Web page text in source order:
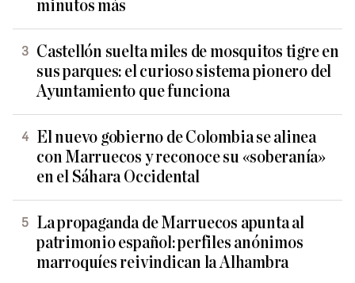
minutos más
Castellón suelta miles de mosquitos tigre en
sus parques: el curioso sistema pionero del
Ayuntamiento que funciona
El nuevo gobierno de Colombia se alinea
con Marruecos y reconoce su «soberanía»
en el Sáhara Occidental
La propaganda de Marruecos apunta al
patrimonio español: perfiles anónimos
marroquíes reivindican la Alhambra